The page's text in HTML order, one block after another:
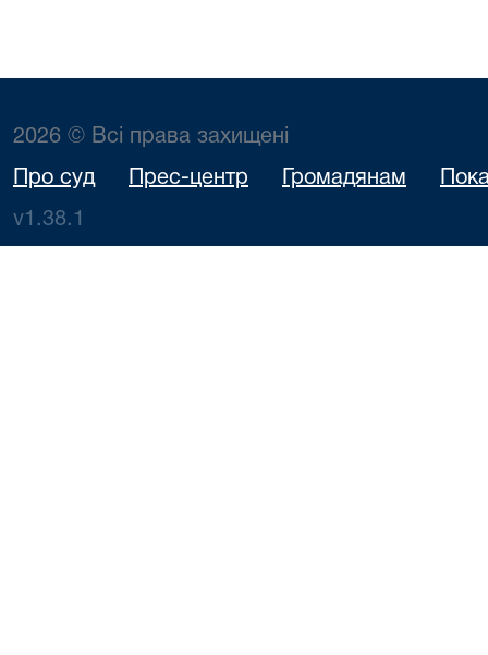
2026 © Всі права захищені
Про суд Прес-центр Громадянам
v1.38.1